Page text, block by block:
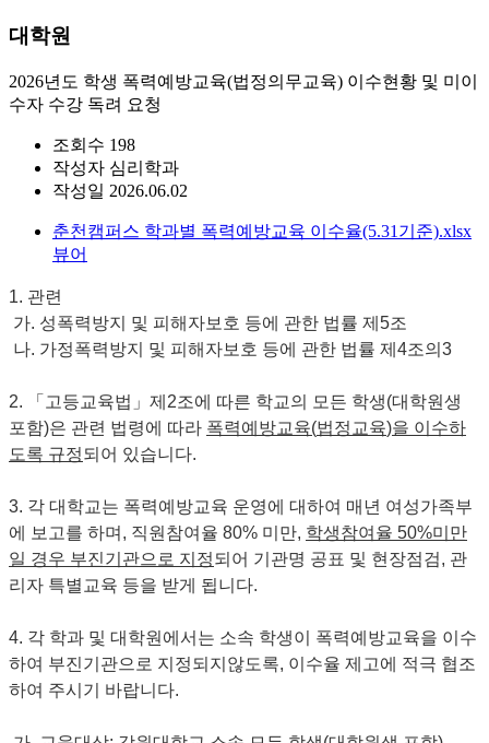
대학원
2026년도 학생 폭력예방교육(법정의무교육) 이수현황 및 미이
수자 수강 독려 요청
조회수 198
작성자 심리학과
작성일 2026.06.02
춘천캠퍼스 학과별 폭력예방교육 이수율(5.31기준).xlsx
뷰어
1. 관련
가. 성폭력방지 및 피해자보호 등에 관한 법률 제5조
나. 가정폭력방지 및 피해자보호 등에 관한 법률 제4조의3
2. 「고등교육법」제2조에 따른 학교의 모든 학생(대학원생
포함)은 관련 법령에 따라 폭력예방교육(법정교육)을 이수하
도록 규정되어 있습니다.
3. 각 대학교는 폭력예방교육 운영에 대하여 매년 여성가족부
에 보고를 하며, 직원참여율 80% 미만, 학생참여율 50%미만
일 경우 부진기관으로 지정되어 기관명 공표 및 현장점검, 관
리자 특별교육 등을 받게 됩니다.
4. 각 학과 및 대학원에서는 소속 학생이 폭력예방교육을 이수
하여 부진기관으로 지정되지않도록, 이수율 제고에 적극 협조
하여 주시기 바랍니다.